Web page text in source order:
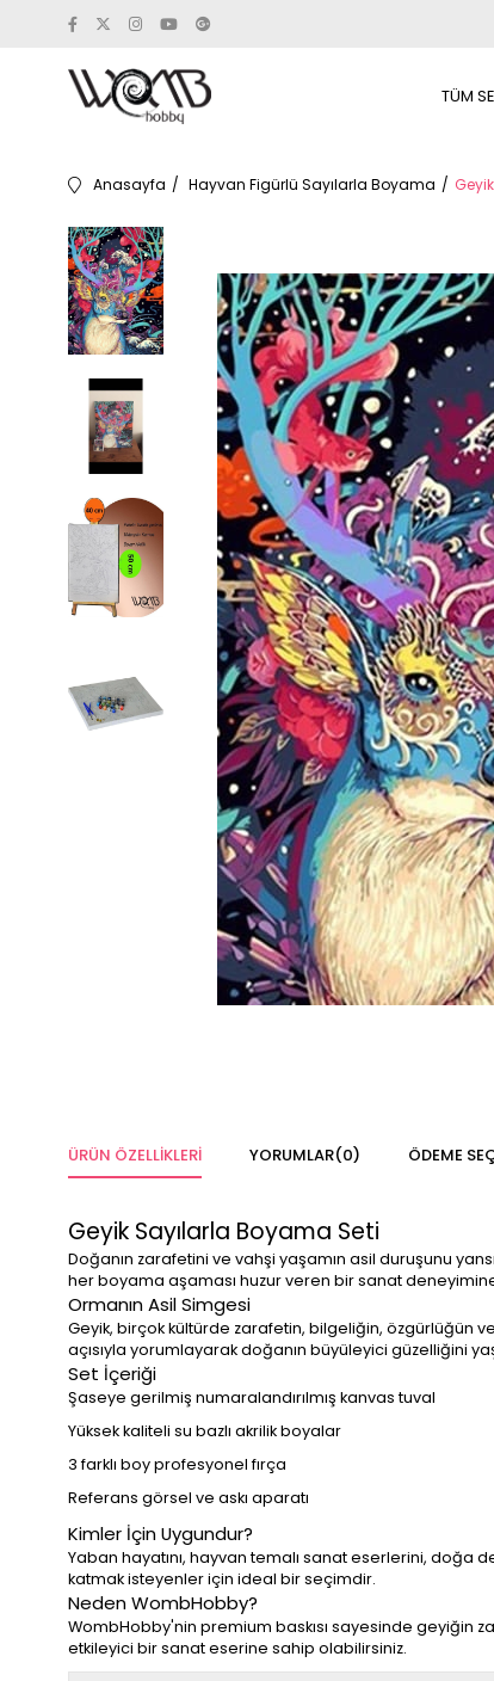
TÜM
Anasayfa Hayvan Figürlü Sayılarla Boyama
ÜRÜN ÖZELLIKLERI YORUMLAR(0) ÖDEME
Geyik Sayılarla Boyama Seti
Doğanın zarafetini ve vahşi yaşamın asil duruşunu
her boyama aşaması huzur veren bir sanat deneyimine
Ormanın Asil Simgesi
Geyik, birçok kültürde zarafetin, bilgeliğin, özgürlüğün
açısıyla yorumlayarak doğanın büyüleyici güzelliğini
Set İçeriği
Şaseye gerilmiş numaralandırılmış kanvas tuval
Yüksek kaliteli su bazlı akrilik boyalar
3 farklı boy profesyonel fırça
Referans görsel ve askı aparatı
Kimler İçin Uygundur?
Yaban hayatını, hayvan temalı sanat eserlerini, doğa
katmak isteyenler için ideal bir seçimdir.
Neden WombHobby?
WombHobby'nin premium baskısı sayesinde geyiğin
etkileyici bir sanat eserine sahip olabilirsiniz.